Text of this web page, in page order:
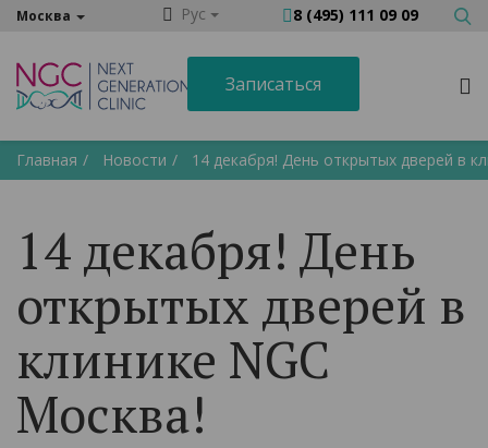
Москва Рус 8 (495) 111 09 09
Записаться
Главная Новости 14 декабря! День открытых дверей в
14 декабря! День
открытых дверей в
клинике NGC
Москва!